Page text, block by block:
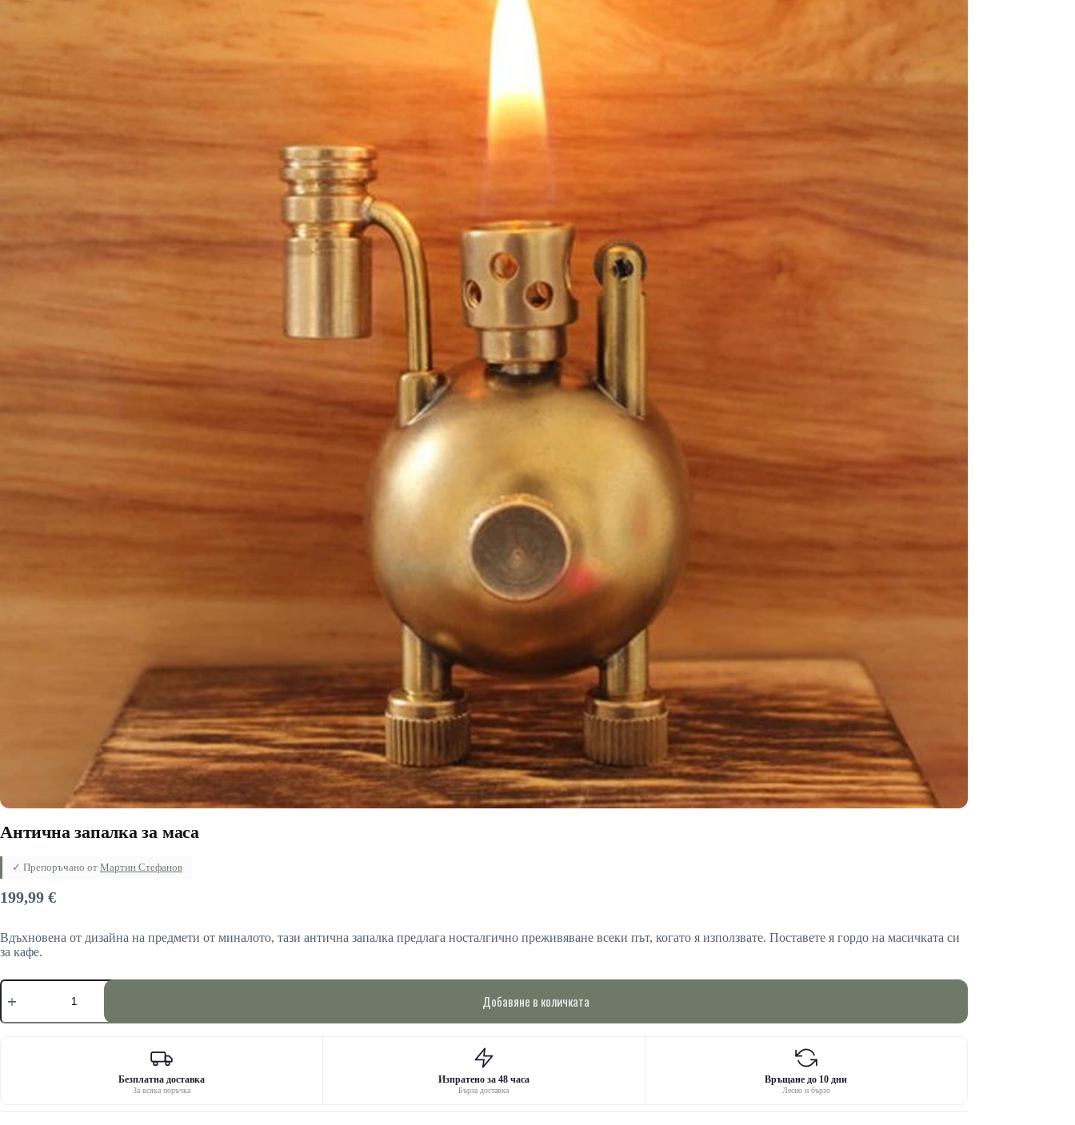
Антична запалка за маса
✓ Препоръчано от Мартин Стефанов
199,99 €
Вдъхновена от дизайна на предмети от миналото, тази антична запалка предлага носталгично преживяване всеки път, когато я използвате. Поставете я гордо на масичката си
за кафе.
количество
за
запалка
Добавяне в количката
Безплатна доставка
За всяка поръчка
Изпратено за 48 часа
Бърза доставка
Връщане до 10 дни
Лесно и бързо